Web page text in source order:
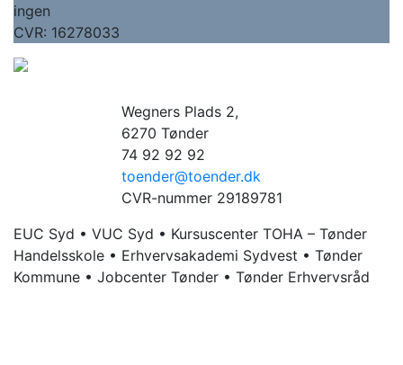
ingen
CVR: 16278033
Wegners Plads 2,
6270 Tønder
74 92 92 92
toender@toender.dk
CVR-nummer 29189781
EUC Syd • VUC Syd • Kursuscenter TOHA – Tønder
Handelsskole • Erhvervsakademi Sydvest • Tønder
Kommune • Jobcenter Tønder • Tønder Erhvervsråd